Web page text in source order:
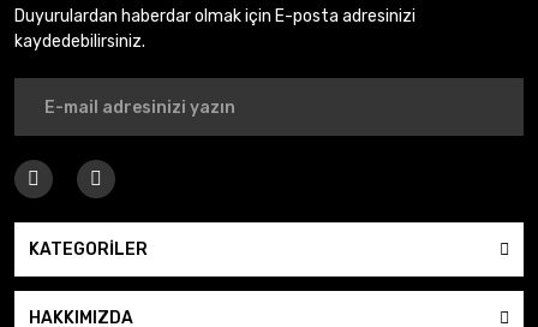
Duyurulardan haberdar olmak için E-posta adresinizi
kaydedebilirsiniz.
KATEGORİLER
HAKKIMIZDA